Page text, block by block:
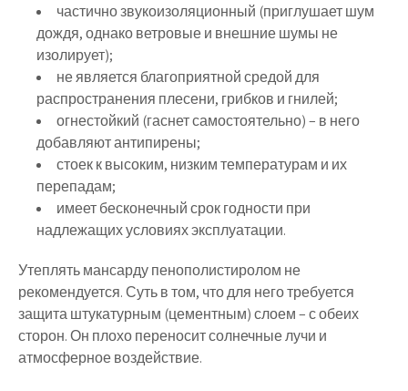
частично звукоизоляционный (приглушает шум
дождя, однако ветровые и внешние шумы не
изолирует);
не является благоприятной средой для
распространения плесени, грибков и гнилей;
огнестойкий (гаснет самостоятельно) – в него
добавляют антипирены;
стоек к высоким, низким температурам и их
перепадам;
имеет бесконечный срок годности при
надлежащих условиях эксплуатации.
Утеплять мансарду пенополистиролом не
рекомендуется. Суть в том, что для него требуется
защита штукатурным (цементным) слоем – с обеих
сторон. Он плохо переносит солнечные лучи и
атмосферное воздействие.